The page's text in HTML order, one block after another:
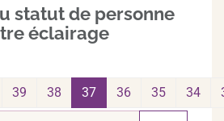
statut de personne
éclairage
34
35
36
37
38
39